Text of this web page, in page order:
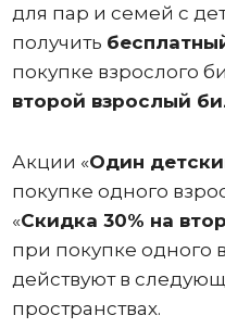
для пар и семей с
получить
покупке взрослого
второй взрослый
Акции «Один
покупке одного
«Скидка 30% на
при покупке одного
действуют в
пространствах.